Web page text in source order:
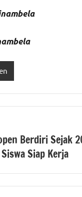
Berdiri Sejak
Siap Kerja